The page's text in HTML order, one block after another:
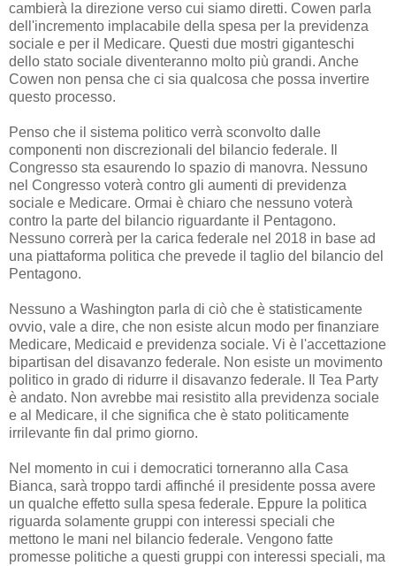
cambierà la direzione verso cui siamo diretti. Cowen parla
dell'incremento implacabile della spesa per la previdenza
sociale e per il Medicare. Questi due mostri giganteschi
dello stato sociale diventeranno molto più grandi. Anche
Cowen non pensa che ci sia qualcosa che possa invertire
questo processo.
Penso che il sistema politico verrà sconvolto dalle
componenti non discrezionali del bilancio federale. Il
Congresso sta esaurendo lo spazio di manovra. Nessuno
nel Congresso voterà contro gli aumenti di previdenza
sociale e Medicare. Ormai è chiaro che nessuno voterà
contro la parte del bilancio riguardante il Pentagono.
Nessuno correrà per la carica federale nel 2018 in base ad
una piattaforma politica che prevede il taglio del bilancio del
Pentagono.
Nessuno a Washington parla di ciò che è statisticamente
ovvio, vale a dire, che non esiste alcun modo per finanziare
Medicare, Medicaid e previdenza sociale. Vi è l'accettazione
bipartisan del disavanzo federale. Non esiste un movimento
politico in grado di ridurre il disavanzo federale. Il Tea Party
è andato. Non avrebbe mai resistito alla previdenza sociale
e al Medicare, il che significa che è stato politicamente
irrilevante fin dal primo giorno.
Nel momento in cui i democratici torneranno alla Casa
Bianca, sarà troppo tardi affinché il presidente possa avere
un qualche effetto sulla spesa federale. Eppure la politica
riguarda solamente gruppi con interessi speciali che
mettono le mani nel bilancio federale. Vengono fatte
promesse politiche a questi gruppi con interessi speciali, ma